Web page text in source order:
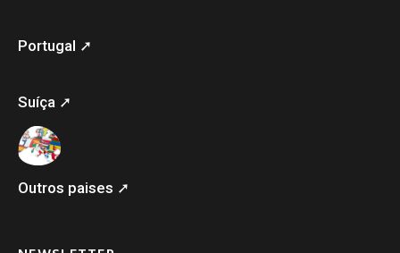
Portugal ➚
Suíça ➚
Outros paises ➚